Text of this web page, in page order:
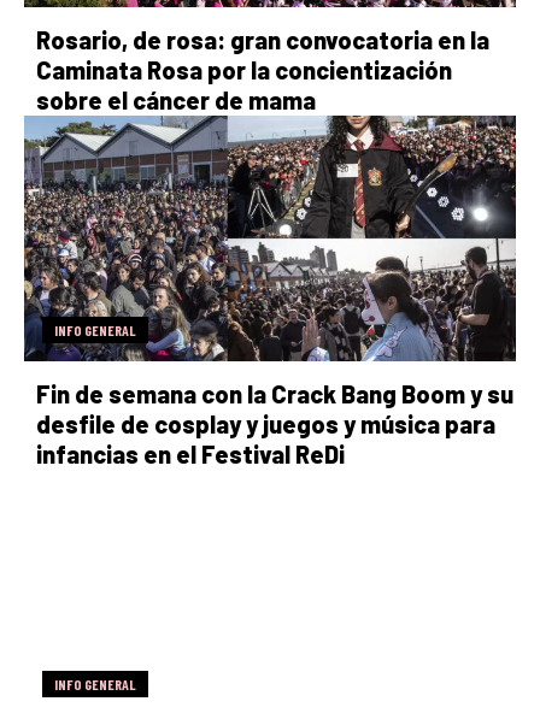
Rosario, de rosa: gran convocatoria en la
Caminata Rosa por la concientización
sobre el cáncer de mama
INFO GENERAL
Fin de semana con la Crack Bang Boom y su
desfile de cosplay y juegos y música para
infancias en el Festival ReDi
INFO GENERAL